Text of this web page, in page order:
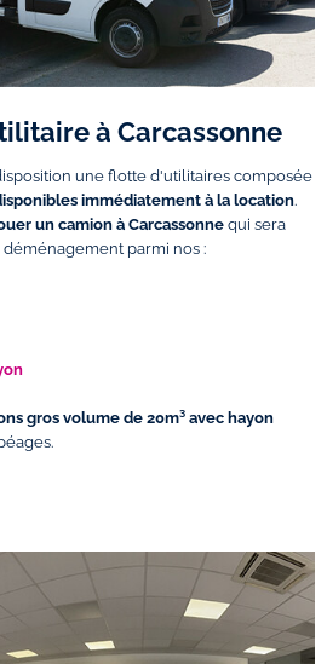
à Carcassonne
une flotte d'utilitaires composée
immédiatement à la location.
un camion à Carcassonne qui sera
parmi nos :
gros volume de 20m³ avec hayon